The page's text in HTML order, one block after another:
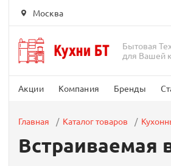
Москва
Бытовая
для Вашей
Акции Компания Бренды
Каталог
Вытяжки
Варочные панели
Главная Каталог товаров
Встраиваемая